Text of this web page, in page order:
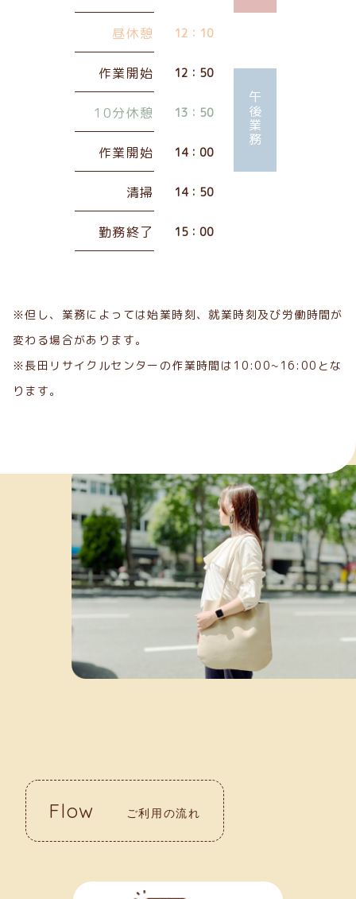
昼休憩 12：10
作業開始 12：50
10分休憩 13：50
作業開始 14：00
清掃 14：50
勤務終了 15：00
午後業務
※但し、業務によっては始業時刻、就業時刻及び労働時間が
変わる場合があります。
※長田リサイクルセンターの作業時間は10:00~16:00とな
ります。
Flow ご利用の流れ